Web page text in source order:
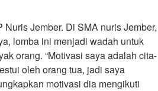
Jember. Di SMA nuris Jember,
lomba ini menjadi wadah untuk
orang. “Motivasi saya adalah cita-
oleh orang tua, jadi saya
motivasi dia mengikuti